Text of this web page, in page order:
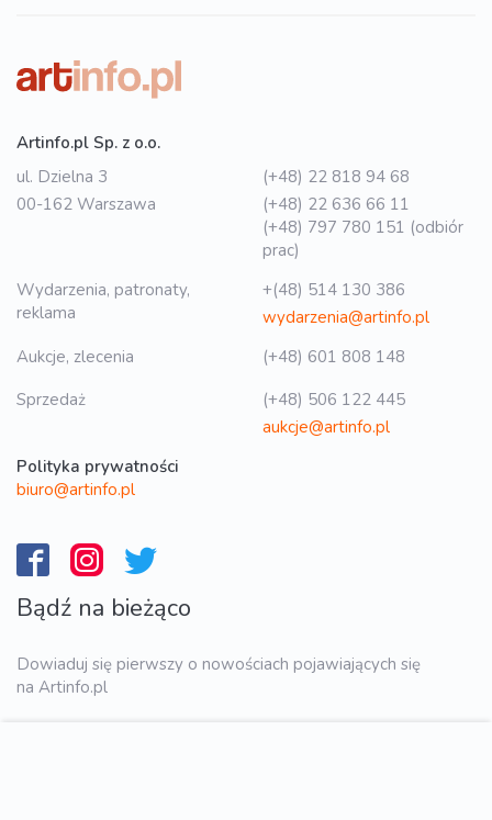
Artinfo.pl Sp. z o.o.
ul. Dzielna 3
00-162 Warszawa
(+48) 22 818 94 68
(+48) 22 636 66 11
(+48) 797 780 151 (odbiór
prac)
Wydarzenia, patronaty,
reklama
+(48) 514 130 386
wydarzenia@artinfo.pl
Aukcje, zlecenia
(+48) 601 808 148
Sprzedaż
(+48) 506 122 445
aukcje@artinfo.pl
Polityka prywatności
biuro@artinfo.pl
Bądź na bieżąco
Dowiaduj się pierwszy o nowościach pojawiających się
na Artinfo.pl